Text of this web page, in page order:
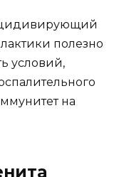
полезно
условий,
на